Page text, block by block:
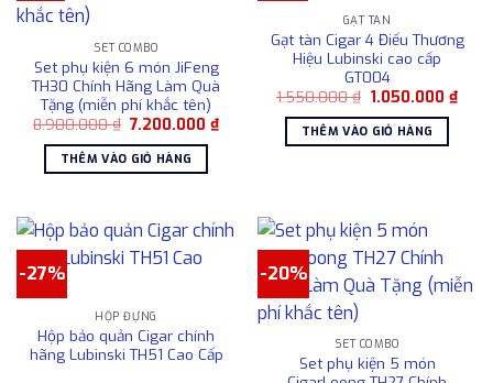
thể.
Các
tùy
chọn
có
thể
trang
sản
phẩm
SET COMBO
Set phụ kiện 6 món JiFeng
TH30 Chính Hãng Làm Quà
Tặng (miễn phí khắc tên)
8.900.000₫ Giá
là:
8.900.000 ₫.
7.200.000₫Giá
hiện
THÊM VÀO GIỎ HÀNG
GẠT TÀN
Gạt tàn Cigar 4 Điếu Thương
Hiệu Lubinski cao cấp
GT004
1.550.000₫ Giá
là:
1.550.000 ₫.
1.050.000₫Giá
hiện
THÊM VÀO GIỎ HÀNG
-27%
HỘP ĐỰNG
Hộp bảo quản Cigar chính
hãng Lubinski TH51 Cao Cấp
-20%
SET COMBO
Set phụ kiện 5 món